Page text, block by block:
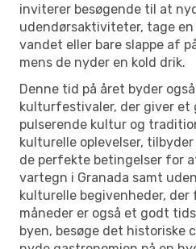
inviterer besøgende til at
udendørsaktiviteter, tage
vandet eller bare slappe af
mens de nyder en kold drik.
Denne tid på året byder
kulturfestivaler, der giver et
pulserende kultur og
kulturelle oplevelser,
de perfekte betingelser for
vartegn i Granada samt
kulturelle begivenheder, der
måneder er også et godt
byen, besøge det historiske